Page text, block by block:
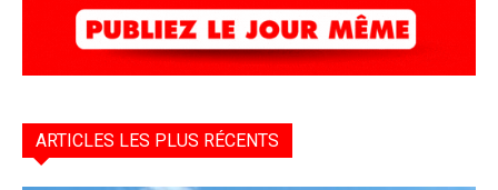
ARTICLES LES PLUS RÉCENTS